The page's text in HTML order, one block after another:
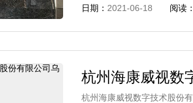
日期： 2021-06-18 阅读：
杭州海康威视数
杭州海康威视数字技术股份